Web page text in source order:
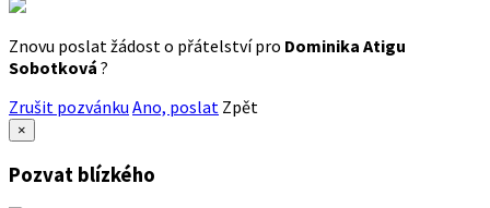
Znovu poslat žádost o přátelství pro Dominika Atigu
Sobotková ?
Zrušit pozvánku Ano, poslat Zpět
×
Pozvat blízkého